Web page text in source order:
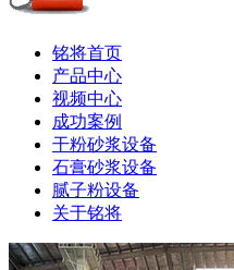
铭将首页
产品中心
视频中心
成功案例
干粉砂浆设备
石膏砂浆设备
腻子粉设备
关于铭将